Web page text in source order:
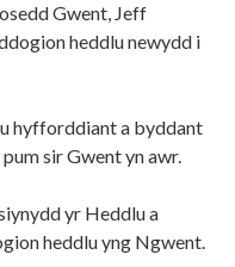
Gwent, Jeff
heddlu newydd i
hyfforddiant a byddant
sir Gwent yn awr.
yr Heddlu a
heddlu yng Ngwent.